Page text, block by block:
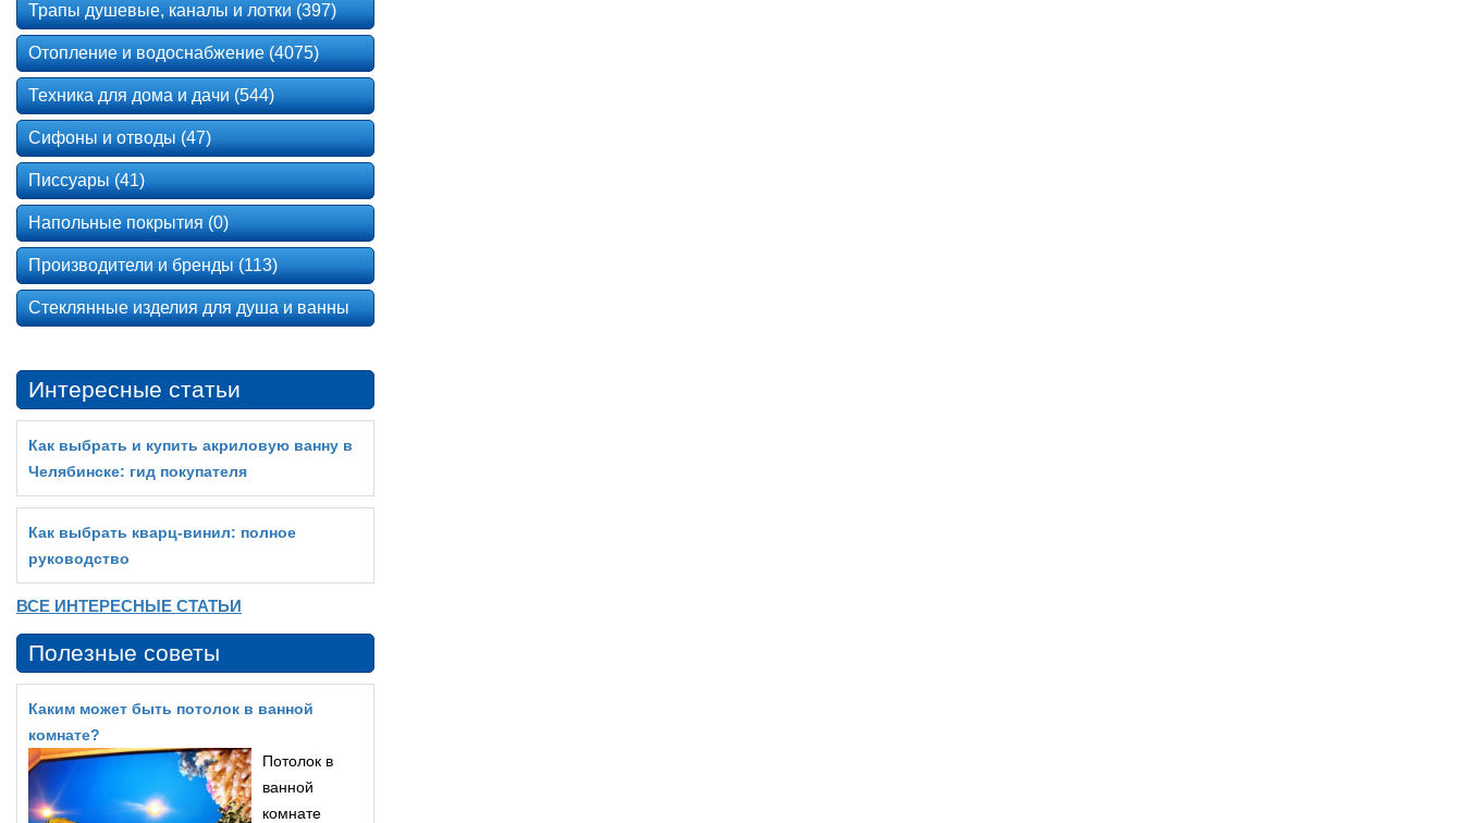
Трапы душевые, каналы и лотки (397)
Отопление и водоснабжение (4075)
Техника для дома и дачи (544)
Сифоны и отводы (47)
Писсуары (41)
Напольные покрытия (0)
Производители и бренды (113)
Стеклянные изделия для душа и ванны
Интересные статьи
Как выбрать и купить акриловую ванну в
Челябинске: гид покупателя
Как выбрать кварц‑винил: полное
руководство
ВСЕ ИНТЕРЕСНЫЕ СТАТЬИ
Полезные советы
Каким может быть потолок в ванной
комнате?
Потолок в
ванной
комнате